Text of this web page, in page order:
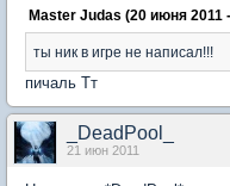
Master Judas (20 июня 2011
ты ник в игре не написал!!!
пичаль Тт
_DeadPool_
21 июн 2011